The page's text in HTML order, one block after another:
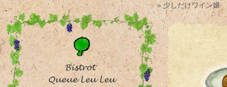
» 少しだけワイン嬢